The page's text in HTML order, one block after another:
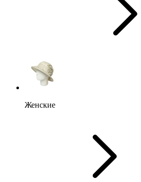
Женские